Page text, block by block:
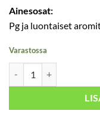
Ainesosat:
Pg ja luontaiset
Varastossa